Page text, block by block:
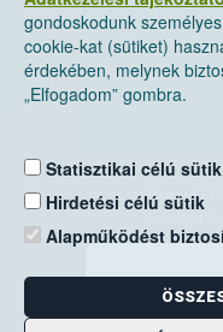
gondoskodunk
cookie-kat (sütiket)
érdekében, melynek
„Elfogadom” gombra.
Statisztikai célú sütik
Hirdetési célú sütik
Alapműködést
Nemzeti
Levelezési
E-mail: